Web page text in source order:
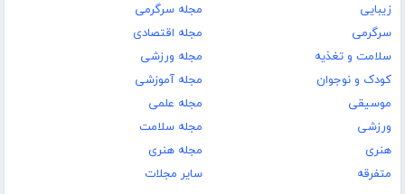
زیبایی
سرگرمی
سلامت و تغذیه
کودک و نوجوان
موسیقی
ورزشی
هنری
متفرقه
مجله سرگرمی
مجله اقتصادی
مجله ورزشی
مجله آموزشی
مجله علمی
مجله سلامت
مجله هنری
سایر مجلات